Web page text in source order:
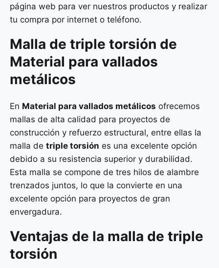
página web para ver nuestros productos y realizar
tu compra por internet o teléfono.
Malla de triple torsión de
Material para vallados
metálicos
En Material para vallados metálicos ofrecemos
mallas de alta calidad para proyectos de
construcción y refuerzo estructural, entre ellas la
malla de triple torsión es una excelente opción
debido a su resistencia superior y durabilidad.
Esta malla se compone de tres hilos de alambre
trenzados juntos, lo que la convierte en una
excelente opción para proyectos de gran
envergadura.
Ventajas de la malla de triple
torsión